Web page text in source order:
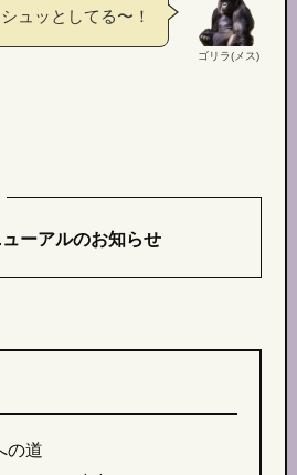
ゴリラ(メス)
シュッとしてる〜！
ーアルのお知らせ
の道